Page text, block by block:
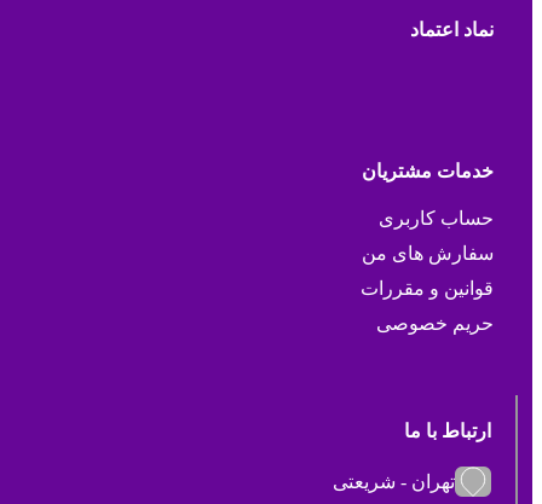
نماد اعتماد
خدمات مشتریان
حساب کاربری
سفارش های من
قوانین و مقررات
حریم خصوصی
ارتباط با ما
تهران - شریعتی